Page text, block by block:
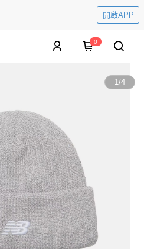
開啟APP
0
1/4